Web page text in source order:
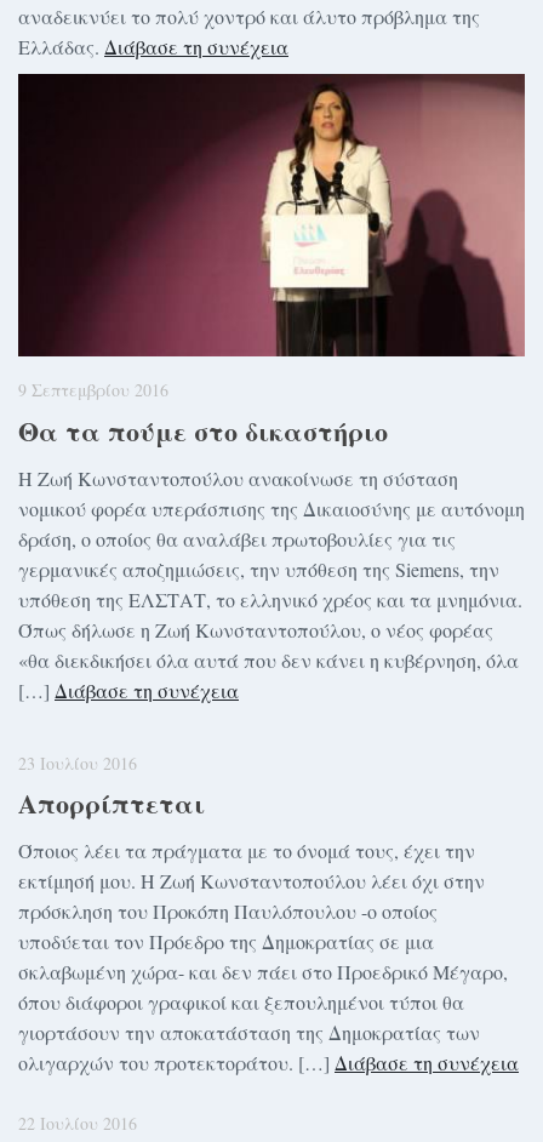
αναδεικνύει το πολύ χοντρό και άλυτο πρόβλημα της
Ελλάδας. Διάβασε τη συνέχεια
9 Σεπτεμβρίου 2016
Θα τα πούμε στο δικαστήριο
Η Ζωή Κωνσταντοπούλου ανακοίνωσε τη σύσταση
νομικού φορέα υπεράσπισης της Δικαιοσύνης με αυτόνομη
δράση, ο οποίος θα αναλάβει πρωτοβουλίες για τις
γερμανικές αποζημιώσεις, την υπόθεση της Siemens, την
υπόθεση της ΕΛΣΤΑΤ, το ελληνικό χρέος και τα μνημόνια.
Όπως δήλωσε η Ζωή Κωνσταντοπούλου, ο νέος φορέας
«θα διεκδικήσει όλα αυτά που δεν κάνει η κυβέρνηση, όλα
[…] Διάβασε τη συνέχεια
23 Ιουλίου 2016
Απορρίπτεται
Όποιος λέει τα πράγματα με το όνομά τους, έχει την
εκτίμησή μου. Η Ζωή Κωνσταντοπούλου λέει όχι στην
πρόσκληση του Προκόπη Παυλόπουλου -ο οποίος
υποδύεται τον Πρόεδρο της Δημοκρατίας σε μια
σκλαβωμένη χώρα- και δεν πάει στο Προεδρικό Μέγαρο,
όπου διάφοροι γραφικοί και ξεπουλημένοι τύποι θα
γιορτάσουν την αποκατάσταση της Δημοκρατίας των
ολιγαρχών του προτεκτοράτου. […] Διάβασε τη συνέχεια
22 Ιουλίου 2016